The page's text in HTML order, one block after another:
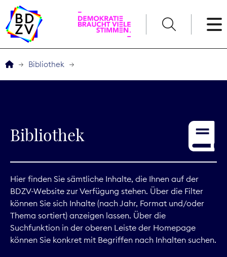
Service
Digitales
Kommunikation
Marktdaten
Bibliothek
Bibliothek
Hier finden Sie sämtliche Inhalte, die Ihnen auf der
BDZV-Website zur Verfügung stehen. Über die Filter
können Sie sich Inhalte (nach Jahr, Format und/oder
Thema sortiert) anzeigen lassen. Über die
Suchfunktion in der oberen Leiste der Homepage
können Sie konkret mit Begriffen nach Inhalten suchen.